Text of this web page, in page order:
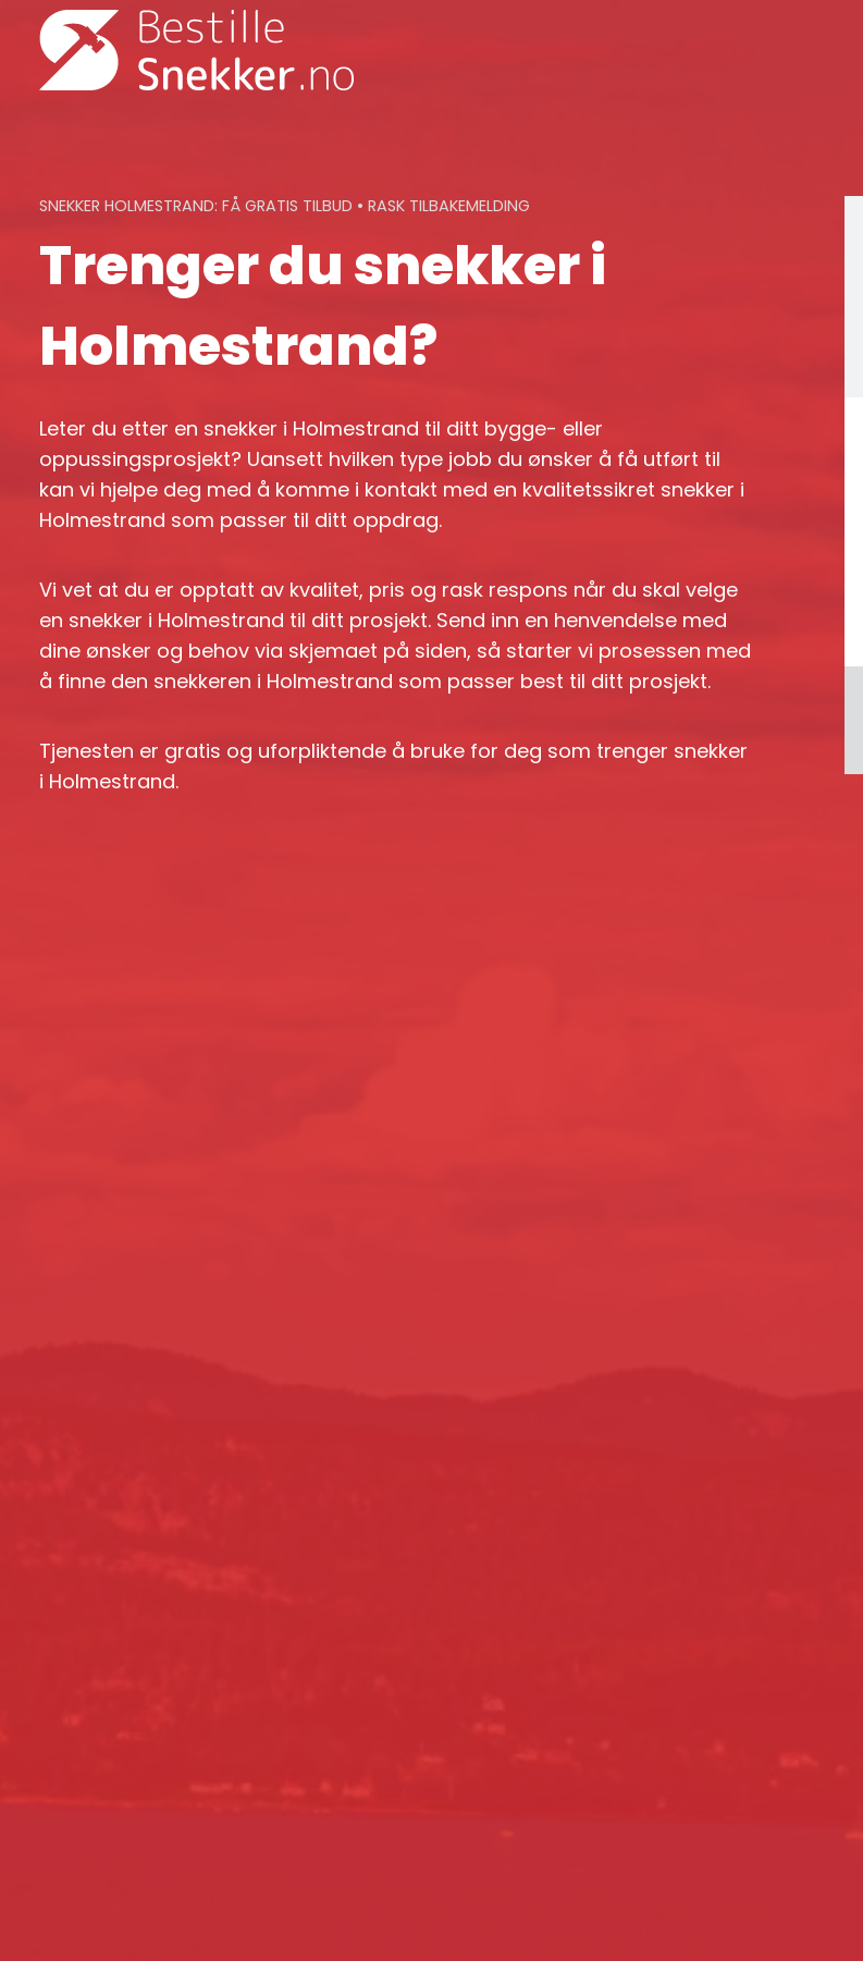
content
SNEKKER HOLMESTRAND: FÅ GRATIS TILBUD • RASK TILBAKEMELDING
Trenger du snekker i
Holmestrand?
Leter du etter en snekker i Holmestrand til ditt bygge- eller
oppussingsprosjekt? Uansett hvilken type jobb du ønsker å få utført til
kan vi hjelpe deg med å komme i kontakt med en kvalitetssikret snekker i
Holmestrand som passer til ditt oppdrag.
Vi vet at du er opptatt av kvalitet, pris og rask respons når du skal velge
en snekker i Holmestrand til ditt prosjekt. Send inn en henvendelse med
dine ønsker og behov via skjemaet på siden, så starter vi prosessen med
å finne den snekkeren i Holmestrand som passer best til ditt prosjekt.
Tjenesten er gratis og uforpliktende å bruke for deg som trenger snekker
i Holmestrand.